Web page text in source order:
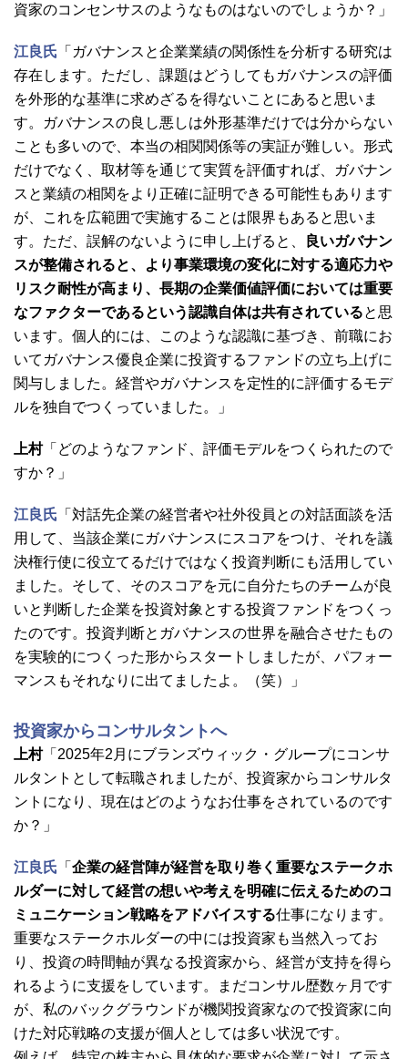
資家のコンセンサスのようなものはないのでしょうか？」
江良氏 「ガバナンスと企業業績の関係性を分析する研究は
存在します。ただし、課題はどうしてもガバナンスの評価
を外形的な基準に求めざるを得ないことにあると思いま
す。ガバナンスの良し悪しは外形基準だけでは分からない
ことも多いので、本当の相関関係等の実証が難しい。形式
だけでなく、取材等を通じて実質を評価すれば、ガバナン
スと業績の相関をより正確に証明できる可能性もあります
が、これを広範囲で実施することは限界もあると思いま
す。ただ、誤解のないように申し上げると、
良いガバナン
スが整備されると、より事業環境の変化に対する適応力や
リスク耐性が高まり、長期の企業価値評価においては重要
なファクターであるという認識自体は共有されていると思
います。個人的には、このような認識に基づき、前職にお
いてガバナンス優良企業に投資するファンドの立ち上げに
関与しました。経営やガバナンスを定性的に評価するモデ
ルを独自でつくっていました。」
上村「どのようなファンド、評価モデルをつくられたので
すか？」
江良氏 「対話先企業の経営者や社外役員との対話面談を活
用して、当該企業にガバナンスにスコアをつけ、それを議
決権行使に役立てるだけではなく投資判断にも活用してい
ました。そして、そのスコアを元に自分たちのチームが良
いと判断した企業を投資対象とする投資ファンドをつくっ
たのです。投資判断とガバナンスの世界を融合させたもの
を実験的につくった形からスタートしましたが、パフォー
マンスもそれなりに出てましたよ。（笑）」
投資家からコンサルタントへ
上村「2025年2月にブランズウィック ・グループにコンサ
ルタントとして転職されましたが、投資家からコンサルタ
ントになり、現在はどのようなお仕事をされているのです
か？」
江良氏 「 企業の経営陣が経営を取り巻く重要なステークホ
ルダーに対して経営の想いや考えを明確に伝えるためのコ
ミュニケーション戦略をアドバイスする仕事になります。
重要なステークホルダーの中には投資家も当然入ってお
り、投資の時間軸が異なる投資家から、経営が支持を得ら
れるように支援をしています。まだコンサル歴数ヶ月です
が、私のバックグラウンドが機関投資家なので投資家に向
けた対応戦略の支援が個人としては多い状況です。